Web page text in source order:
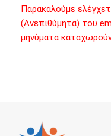
Παρακαλούμε
(Ανεπιθύμητα) του
μηνύματα